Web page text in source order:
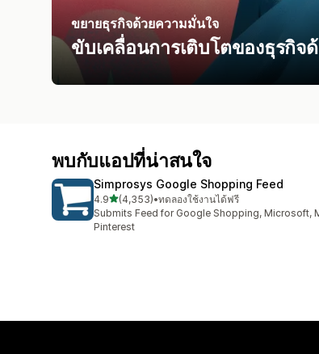
ขยายธุรกิจด้วยความมั่นใจ
ขับเคลื่อนการเติบโตของธุรกิ
พบกับแอปที่น่าสนใจ
Simprosys Google Shopping Feed
4.9เต็ม 5 ดาว
(4,353)
ทั้งหมด 4353 รีวิว
•ทดลองใช้งานได้ฟรี
Submits Feed for Google Shopping, Microsoft,
Pinterest